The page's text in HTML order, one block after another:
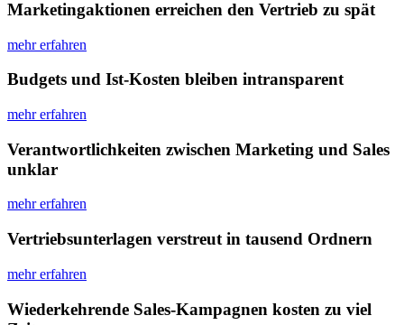
Marketing­aktionen erreichen den Vertrieb zu spät
mehr erfahren
Budgets und Ist-Kosten bleiben intransparent
mehr erfahren
Verantwortlich­keiten zwischen Marketing und Sales
unklar
mehr erfahren
Vertriebs­unterlagen verstreut in tausend Ordnern
mehr erfahren
Wiederkehrende Sales-Kampagnen kosten zu viel